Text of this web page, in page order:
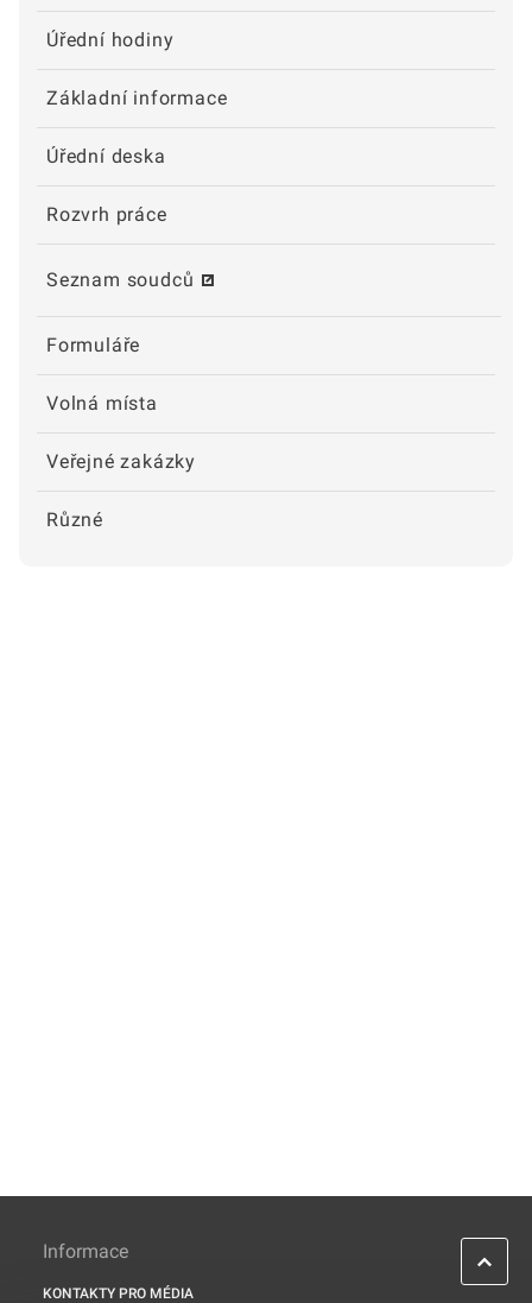
Úřední hodiny
Základní informace
Úřední deska
Rozvrh práce
Seznam soudců
Formuláře
Volná místa
Veřejné zakázky
Různé
Informace
KONTAKTY PRO MÉDIA